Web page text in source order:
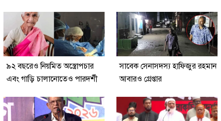
৯২ বছরেও নিয়মিত অস্ত্রোপচার
এবং গাড়ি চালানোতেও পারদর্শী
সাবেক সেনাসদস্য হাফিজুর রহমান
আবারও গ্রেপ্তার